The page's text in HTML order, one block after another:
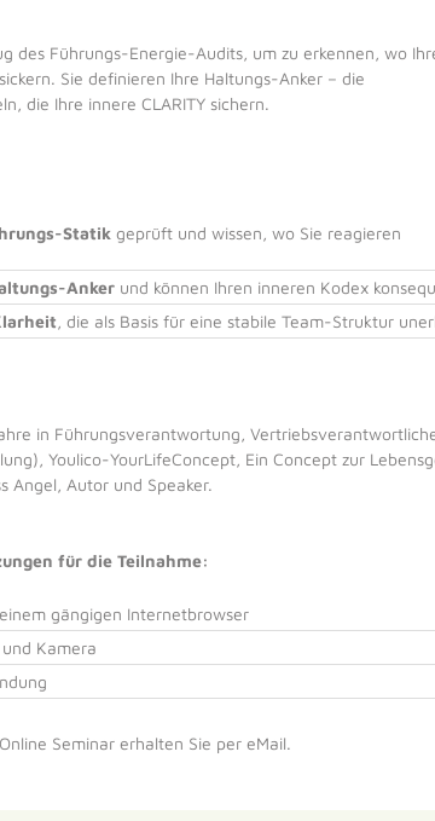
des Führungs-Energie-Audits, um zu erkennen, wo
Sie definieren Ihre Haltungs-Anker – die
die Ihre innere CLARITY sichern.
Statik geprüft und wissen, wo Sie reagieren
Anker und können Ihren inneren Kodex
, die als Basis für eine stabile Team-Struktur
in Führungsverantwortung,
Youlico-YourLifeConcept, Ein Concept zur
Angel, Autor und Speaker.
für die Teilnahme:
gängigen Internetbrowser
Kamera
Seminar erhalten Sie per eMail.